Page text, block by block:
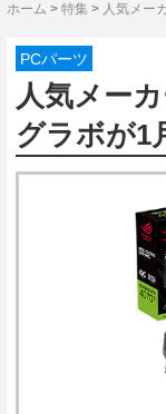
ホーム > 特集 > 人気メー
PCパーツ
人気メー
グラボが1